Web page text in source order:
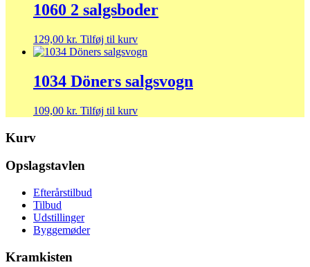
1060 2 salgsboder
129,00 kr. Tilføj til kurv
1034 Döners salgsvogn
109,00 kr. Tilføj til kurv
Kurv
Opslagstavlen
Efterårstilbud
Tilbud
Udstillinger
Byggemøder
Kramkisten